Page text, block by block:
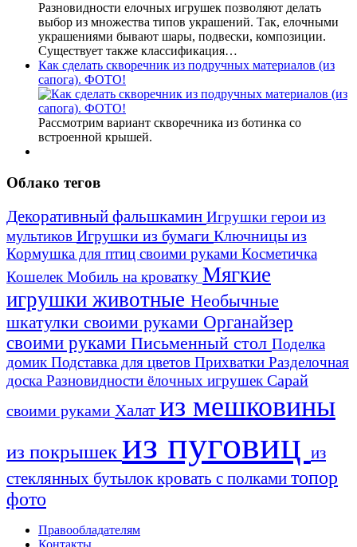
Разновидности елочных игрушек позволяют делать
выбор из множества типов украшений. Так, елочными
украшениями бывают шары, подвески, композиции.
Существует также классификация…
Как сделать скворечник из подручных материалов (из
сапога). ФОТО!
Рассмотрим вариант скворечника из ботинка со
встроенной крышей.
Облако тегов
Декоративный фальшкамин Игрушки герои из
мультиков Игрушки из бумаги Ключницы из
Кормушка для птиц своими руками Косметичка
Кошелек Мобиль на кроватку Мягкие
игрушки животные Необычные
шкатулки своими руками Органайзер
своими руками Письменный стол Поделка
домик Подставка для цветов Прихватки Разделочная
доска Разновидности ёлочных игрушек Сарай
своими руками Халат из мешковины
из покрышек из пуговиц из
стеклянных бутылок кровать с полками топор
фото
Правообладателям
Контакты